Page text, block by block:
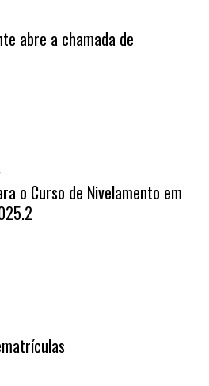
abre a chamada de
o Curso de Nivelamento em